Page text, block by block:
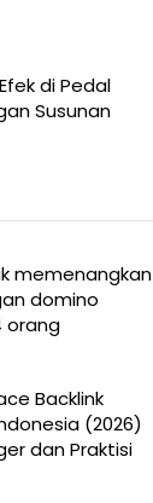
di Pedal
Susunan
memenangkan
domino
orang
Backlink
(2026)
dan Praktisi